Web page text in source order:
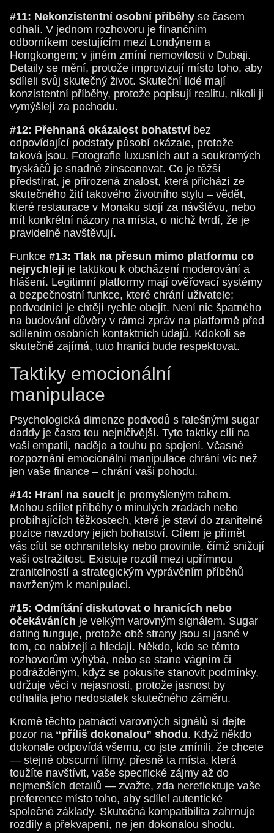
#11: Nekonzistentní osobní příběhy se časem
odhalí. V jednom rozhovoru je finančním
odborníkem cestujícím mezi Londýnem a
Hongkongem; v jiném zmíní nemovitosti v Dubaji.
Detaily se mění, protože improvizují místo toho, aby
sdíleli svůj skutečný život. Skuteční lidé mají
konzistentní příběhy, protože popisují realitu, nikoli ji
vymýšlejí za pochodu.
#12: Přehnaná okázalost bohatství bez
odpovídající podstaty působí okázale, protože
taková jsou. Fotografie luxusních aut a soukromých
tryskáčů je snadné zinscenovat. Co je těžší
předstírat, je přirozená znalost, která přichází ze
skutečného žití takového životního stylu – vědět,
které restaurace v Monaku stojí za návštěvu, nebo
mít konkrétní názory na místa, o nichž tvrdí, že je
pravidelně navštěvují.
Funkce #13: Tlak na přesun mimo platformu co
nejrychleji je taktikou k obcházení moderování a
hlášení. Legitimní platformy mají ověřovací systémy
a bezpečnostní funkce, které chrání uživatele;
podvodníci je chtějí rychle obejít. Není nic špatného
na budování důvěry v rámci zpráv na platformě před
sdílením osobních kontaktních údajů. Kdokoli se
skutečně zajímá, tuto hranici bude respektovat.
Taktiky emocionální
manipulace
Psychologická dimenze podvodů s falešnými sugar
daddy je často tou nejničivější. Tyto taktiky cílí na
vaši empatii, naděje a touhu po spojení. Včasné
rozpoznání emocionální manipulace chrání víc než
jen vaše finance – chrání vaši pohodu.
#14: Hraní na soucit je promyšleným tahem.
Mohou sdílet příběhy o minulých zradách nebo
probíhajících těžkostech, které je staví do zranitelné
pozice navzdory jejich bohatství. Cílem je přimět
vás cítit se ochranitelsky nebo provinile, čímž snižují
vaši ostražitost. Existuje rozdíl mezi upřímnou
zranitelností a strategickým vyprávěním příběhů
navrženým k manipulaci.
#15: Odmítání diskutovat o hranicích nebo
očekáváních je velkým varovným signálem. Sugar
dating funguje, protože obě strany jsou si jasné v
tom, co nabízejí a hledají. Někdo, kdo se těmto
rozhovorům vyhýbá, nebo se stane vágním či
podrážděným, když se pokusíte stanovit podmínky,
udržuje věci v nejasnosti, protože jasnost by
odhalila jeho nedostatek skutečného záměru.
Kromě těchto patnácti varovných signálů si dejte
pozor na “příliš dokonalou” shodu. Když někdo
dokonale odpovídá všemu, co jste zmínili, že chcete
— stejné obscurní filmy, přesně ta místa, která
toužíte navštívit, vaše specifické zájmy až do
nejmenších detailů — zvažte, zda nereflektuje vaše
preference místo toho, aby sdílel autentické
společné základy. Skutečná kompatibilita zahrnuje
rozdíly a překvapení, ne jen dokonalou shodu.